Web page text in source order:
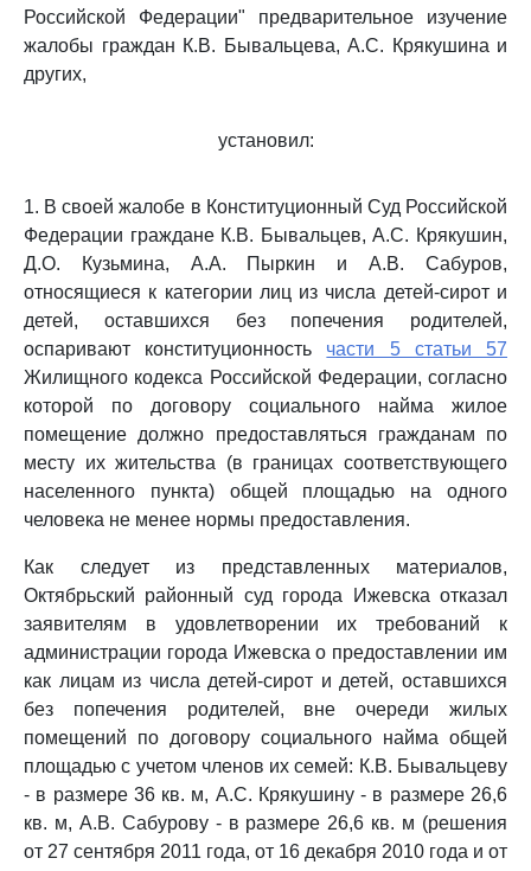
Российской Федерации" предварительное изучение
жалобы граждан К.В. Бывальцева, А.С. Крякушина и
других,
установил:
1. В своей жалобе в Конституционный Суд Российской
Федерации граждане К.В. Бывальцев, А.С. Крякушин,
Д.О. Кузьмина, А.А. Пыркин и А.В. Сабуров,
относящиеся к категории лиц из числа детей-сирот и
детей, оставшихся без попечения родителей,
оспаривают конституционность части 5 статьи 57
Жилищного кодекса Российской Федерации, согласно
которой по договору социального найма жилое
помещение должно предоставляться гражданам по
месту их жительства (в границах соответствующего
населенного пункта) общей площадью на одного
человека не менее нормы предоставления.
Как следует из представленных материалов,
Октябрьский районный суд города Ижевска отказал
заявителям в удовлетворении их требований к
администрации города Ижевска о предоставлении им
как лицам из числа детей-сирот и детей, оставшихся
без попечения родителей, вне очереди жилых
помещений по договору социального найма общей
площадью с учетом членов их семей: К.В. Бывальцеву
- в размере 36 кв. м, А.С. Крякушину - в размере 26,6
кв. м, А.В. Сабурову - в размере 26,6 кв. м (решения
от 27 сентября 2011 года, от 16 декабря 2010 года и от